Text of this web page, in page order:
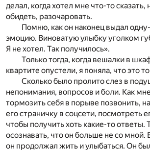
делал, когда хотел мне что-то сказать,
обидеть, разочаровать.
Помню, как он наконец выдал
эмоцию. Виноватую улыбку уголком
Я не хотел. Так получилось».
Только тогда, когда вешалки в
квартите опустели, я поняла, что это
Сколько было пролито слез в
непонимания, вопросов и боли. Как
тормозить себя в порыве позвонить,
его страничку в соцсети, посмотреть
чтобы получить хоть какие-то
осознавать, что он больше не со мной.
он продолжал жить и улыбаться. Он